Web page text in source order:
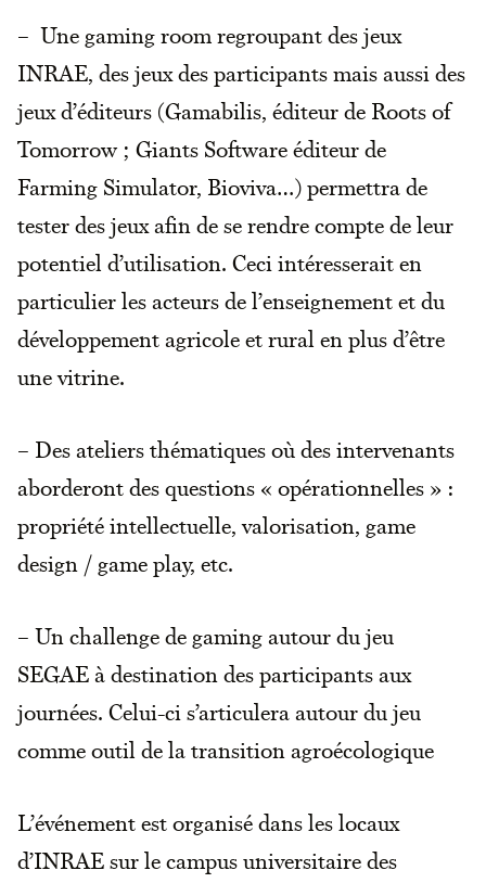
– Une gaming room regroupant des jeux
INRAE, des jeux des participants mais aussi des
jeux d’éditeurs (Gamabilis, éditeur de Roots of
Tomorrow ; Giants Software éditeur de
Farming Simulator, Bioviva…) permettra de
tester des jeux afin de se rendre compte de leur
potentiel d’utilisation. Ceci intéresserait en
particulier les acteurs de l’enseignement et du
développement agricole et rural en plus d’être
une vitrine.
– Des ateliers thématiques où des intervenants
aborderont des questions « opérationnelles » :
propriété intellectuelle, valorisation, game
design / game play, etc.
– Un challenge de gaming autour du jeu
SEGAE à destination des participants aux
journées. Celui-ci s’articulera autour du jeu
comme outil de la transition agroécologique
L’événement est organisé dans les locaux
d’INRAE sur le campus universitaire des